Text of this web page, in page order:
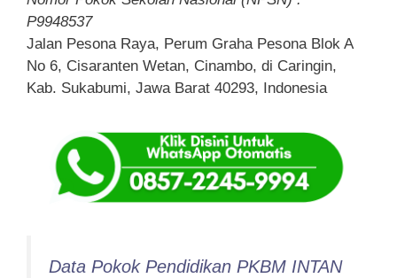
P9948537
Jalan Pesona Raya, Perum Graha Pesona Blok A
No 6, Cisaranten Wetan, Cinambo, di Caringin,
Kab. Sukabumi, Jawa Barat 40293, Indonesia
Data Pokok Pendidikan PKBM INTAN